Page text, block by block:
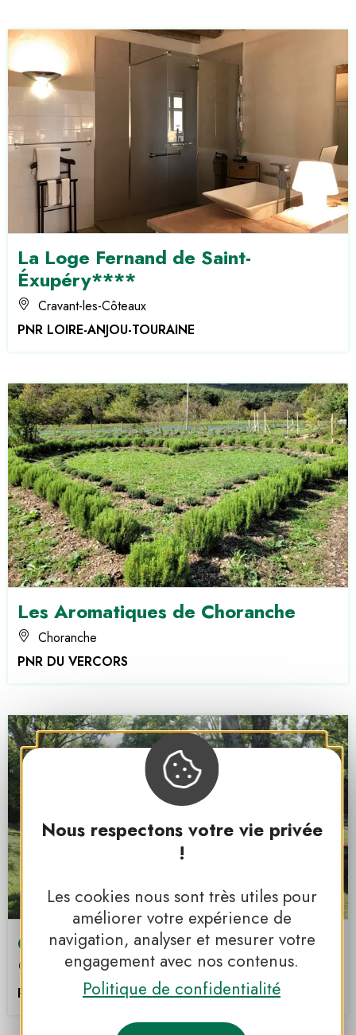
Nous respectons votre vie privée
!
Les cookies nous sont très utiles pour
améliorer votre expérience de
navigation, analyser et mesurer votre
engagement avec nos contenus.
Politique de confidentialité
La Loge Fernand de Saint-
Éxupéry****
Cravant-les-Côteaux
PNR LOIRE-ANJOU-TOURAINE
Les Aromatiques de Choranche
Choranche
PNR DU VERCORS
Camping le Champ de Mars
Saint-Laurent-en-Grandvaux
PNR DU HAUT JURA